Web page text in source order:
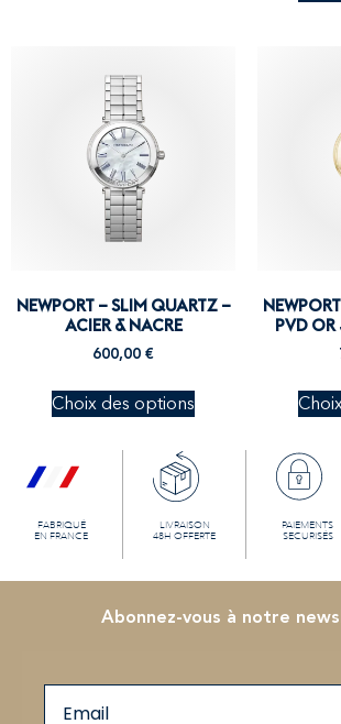
NEWPORT – SLIM QUARTZ –
ACIER & NACRE
600,00 €
Choix des options
PVD OR
FABRIQUÉ
EN FRANCE
LIVRAISON
48H OFFERTE
PAIEMENTS
SECURISÉS
Abonnez-vous à notre